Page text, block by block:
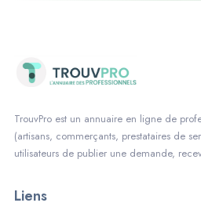
TrouvPro est un annuaire en ligne de
(artisans, commerçants, prestataires de
utilisateurs de publier une demande,
Liens